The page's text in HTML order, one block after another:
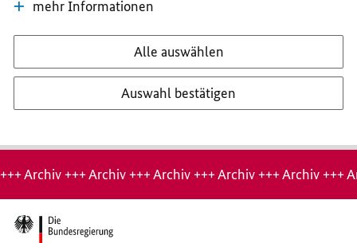
mehr Informationen
Alle auswählen
Auswahl bestätigen
Hinweis:
Archiv-
Seite
+++ Archiv +++ Archiv +++ Archiv +++ Archiv +++ Archiv +++